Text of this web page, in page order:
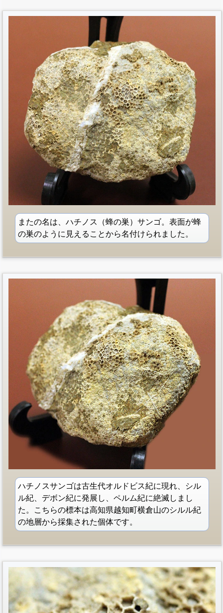
またの名は、ハチノス（蜂の巣）サンゴ。表面が蜂
の巣のように見えることから名付けられました。
ハチノスサンゴは古生代オルドビス紀に現れ、シル
ル紀、デボン紀に発展し、ペルム紀に絶滅しまし
た。こちらの標本は高知県越知町横倉山のシルル紀
の地層から採集された個体です。